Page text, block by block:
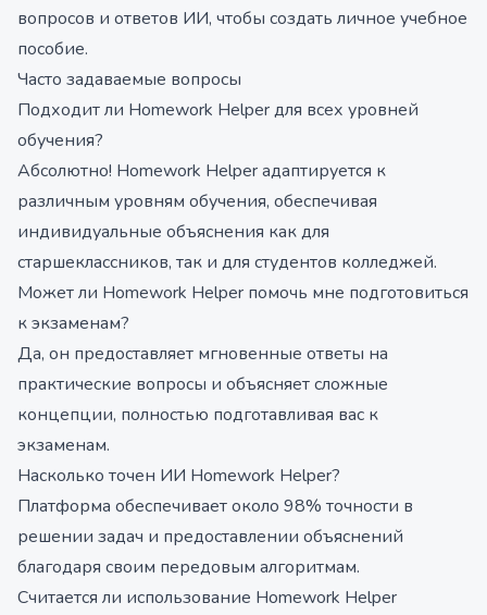
вопросов и ответов ИИ, чтобы создать личное учебное
пособие.
Часто задаваемые вопросы
Подходит ли Homework Helper для всех уровней
обучения?
Абсолютно! Homework Helper адаптируется к
различным уровням обучения, обеспечивая
индивидуальные объяснения как для
старшеклассников, так и для студентов колледжей.
Может ли Homework Helper помочь мне подготовиться
к экзаменам?
Да, он предоставляет мгновенные ответы на
практические вопросы и объясняет сложные
концепции, полностью подготавливая вас к
экзаменам.
Насколько точен ИИ Homework Helper?
Платформа обеспечивает около 98% точности в
решении задач и предоставлении объяснений
благодаря своим передовым алгоритмам.
Считается ли использование Homework Helper